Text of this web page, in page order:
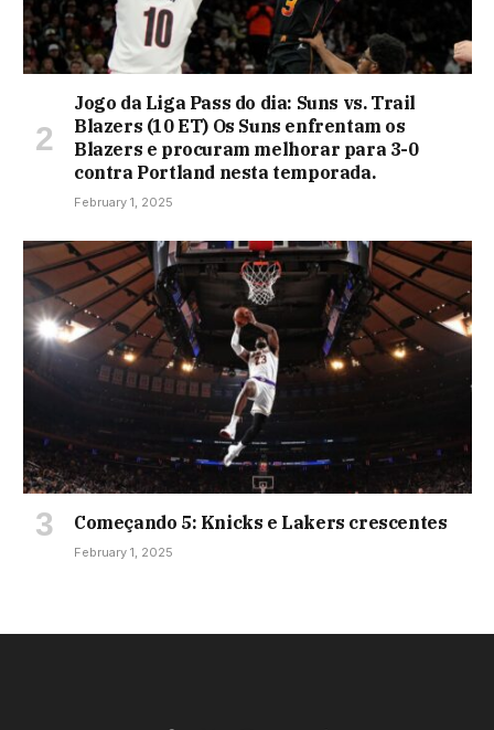
Jogo da Liga Pass do dia: Suns vs. Trail
Blazers (10 ET) Os Suns enfrentam os
Blazers e procuram melhorar para 3-0
contra Portland nesta temporada.
February 1, 2025
Começando 5: Knicks e Lakers crescentes
February 1, 2025